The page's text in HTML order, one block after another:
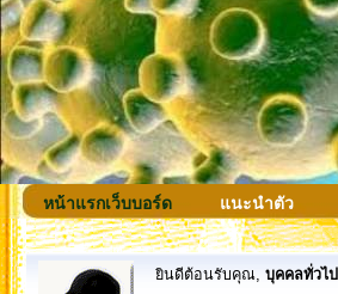
หน้าแรกเว็บบอร์ด แนะนำตัว
ยินดีต้อนรับคุณ, บุคคลทั่วไป